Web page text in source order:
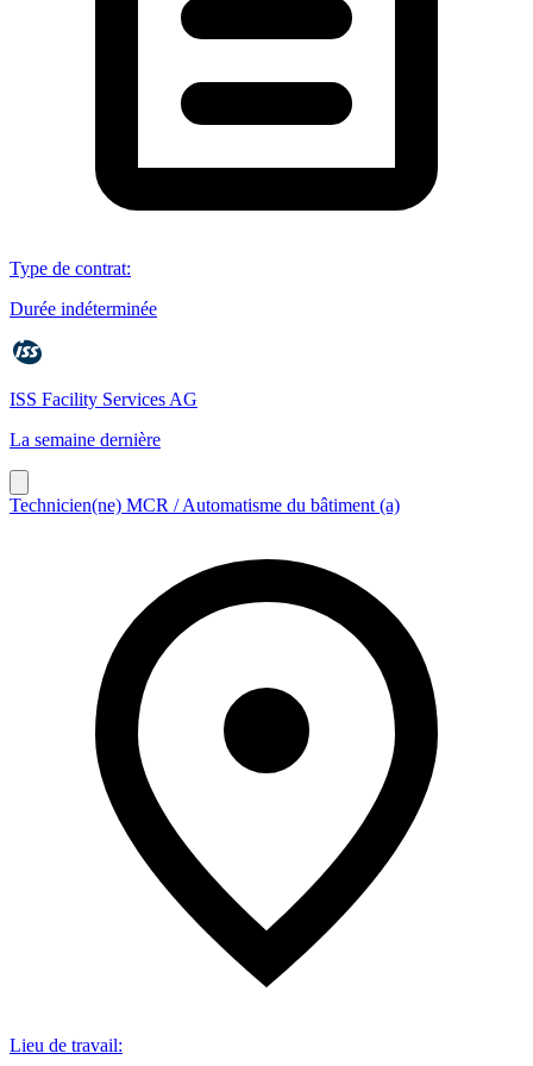
Type de contrat:
Durée indéterminée
ISS Facility Services AG
La semaine dernière
Technicien(ne) MCR / Automatisme du bâtiment (a)
Lieu de travail: